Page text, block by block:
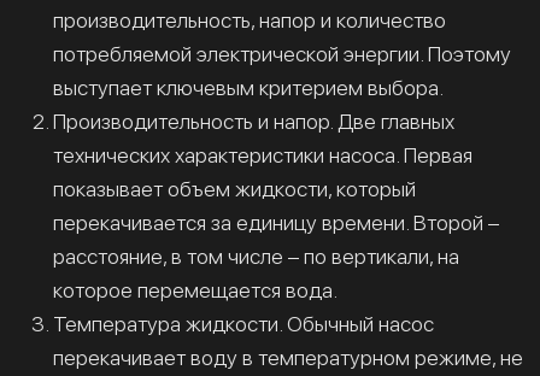
производительность, напор и количество
потребляемой электрической энергии. Поэтому
выступает ключевым критерием выбора.
Производительность и напор. Две главных
технических характеристики насоса. Первая
показывает объем жидкости, который
перекачивается за единицу времени. Второй –
расстояние, в том числе – по вертикали, на
которое перемещается вода.
Температура жидкости. Обычный насос
перекачивает воду в температурном режиме, не